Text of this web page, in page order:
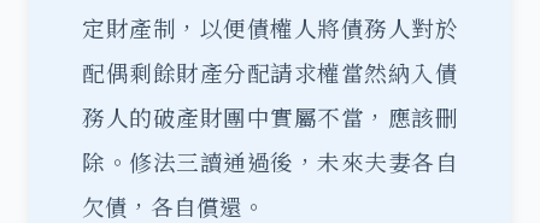
定財產制，以便債權人將債務人對於
配偶剩餘財產分配請求權當然納入債
務人的破產財團中實屬不當，應該刪
除。修法三讀通過後，未來夫妻各自
欠債，各自償還。